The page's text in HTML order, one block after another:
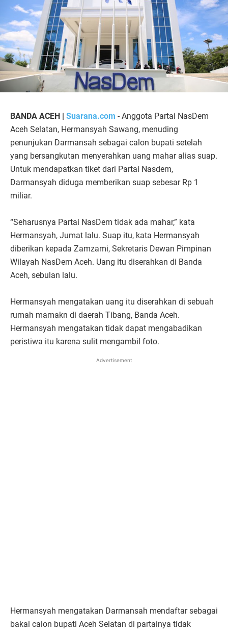
BANDA ACEH | Suarana.com - Anggota Partai NasDem
Aceh Selatan, Hermansyah Sawang, menuding
penunjukan Darmansah sebagai calon bupati setelah
yang bersangkutan menyerahkan uang mahar alias suap.
Untuk mendapatkan tiket dari Partai Nasdem,
Darmansyah diduga memberikan suap sebesar Rp 1
miliar.
“Seharusnya Partai NasDem tidak ada mahar,” kata
Hermansyah, Jumat lalu. Suap itu, kata Hermansyah
diberikan kepada Zamzami, Sekretaris Dewan Pimpinan
Wilayah NasDem Aceh. Uang itu diserahkan di Banda
Aceh, sebulan lalu.
Hermansyah mengatakan uang itu diserahkan di sebuah
rumah mamakn di daerah Tibang, Banda Aceh.
Hermansyah mengatakan tidak dapat mengabadikan
peristiwa itu karena sulit mengambil foto.
Advertisement
Hermansyah mengatakan Darmansah mendaftar sebagai
bakal calon bupati Aceh Selatan di partainya tidak